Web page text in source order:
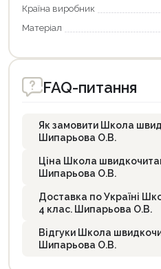
Країна виробник
Матеріал
FAQ-питання
Як замовити Школа
Шипарьова О.В.
Ціна Школа
Шипарьова О.В.
Доставка по Україні
4 клас. Шипарьова О.В.
Відгуки Школа
Шипарьова О.В.